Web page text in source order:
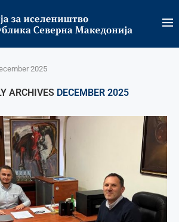
2025
ARCHIVES DECEMBER 2025